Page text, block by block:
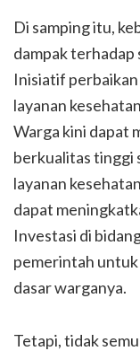
Di samping itu,
dampak
Inisiatif
layanan
Warga kini dapat
berkualitas tinggi
layanan
dapat
Investasi di
pemerintah
dasar warganya.
Tetapi, tidak